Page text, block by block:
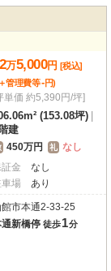
進められますね。鉄
大きく飛躍させる
万5,000円 [税込]
管理費等-円)
単価 約5,390円/坪]
(153.08坪)
建
450万円 礼 なし
金
なし
場
あり
市本通2-33-25
新橋停 徒歩1分